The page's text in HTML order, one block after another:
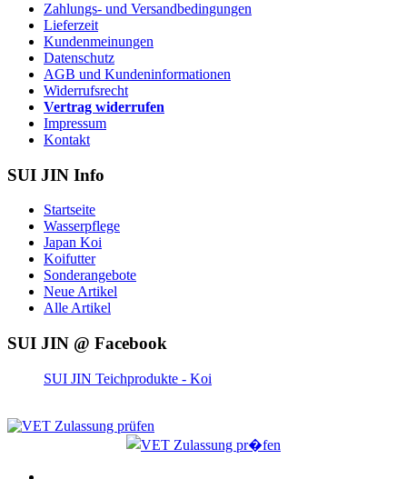
Zahlungs- und Versandbedingungen
Lieferzeit
Kundenmeinungen
Datenschutz
AGB und Kundeninformationen
Widerrufsrecht
Vertrag widerrufen
Impressum
Kontakt
SUI JIN Info
Startseite
Wasserpflege
Japan Koi
Koifutter
Sonderangebote
Neue Artikel
Alle Artikel
SUI JIN @ Facebook
SUI JIN Teichprodukte - Koi